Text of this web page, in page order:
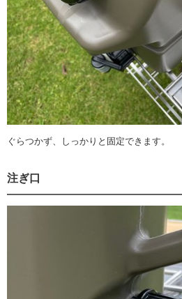
ぐらつかず、しっかりと固定できます。
注ぎ口